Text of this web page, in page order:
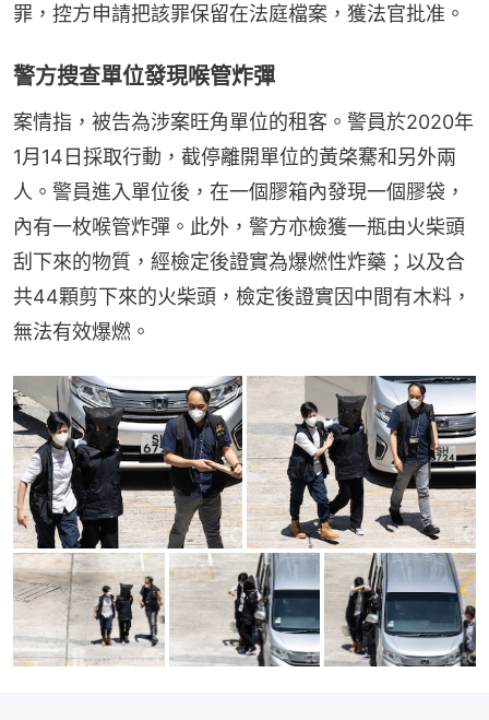
罪，控方申請把該罪保留在法庭檔案，獲法官批准。
警方搜查單位發現喉管炸彈
案情指，被告為涉案旺角單位的租客。警員於2020年
1月14日採取行動，截停離開單位的黃棨騫和另外兩
人。警員進入單位後，在一個膠箱內發現一個膠袋，
內有一枚喉管炸彈。此外，警方亦檢獲一瓶由火柴頭
刮下來的物質，經檢定後證實為爆燃性炸藥；以及合
共44顆剪下來的火柴頭，檢定後證實因中間有木料，
無法有效爆燃。